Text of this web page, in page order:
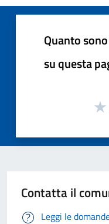
Quanto
su questa
Contatta il
Leggi le